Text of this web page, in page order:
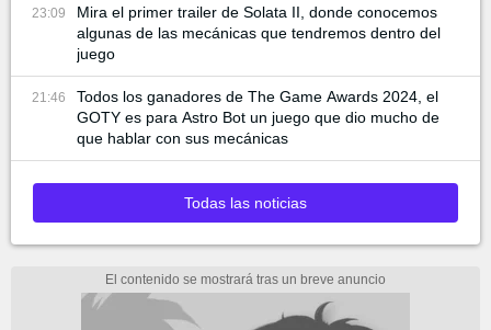
23:09
Mira el primer trailer de Solata II, donde conocemos
algunas de las mecánicas que tendremos dentro del
juego
21:46
Todos los ganadores de The Game Awards 2024, el
GOTY es para Astro Bot un juego que dio mucho de
que hablar con sus mecánicas
Todas las noticias